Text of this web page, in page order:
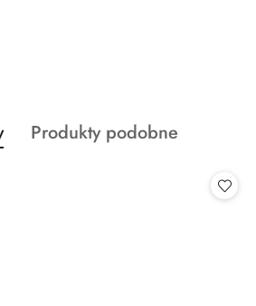
Produkty
Produkty podobne